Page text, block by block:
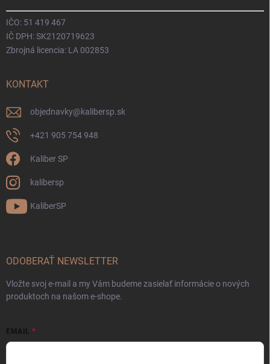
IČO: 51 419 467
IČ DPH: SK2120719623
Zbrojná licencia: LA 002853
KONTAKT
objednavky@kalibersp.sk
+421 905 754 948
Kaliber SP
kalibersp
KaliberSP
ODOBERAŤ NEWSLETTER
Vložte svoj e-mail a my Vám budeme zasielať informácie o nových
produktoch na našom e-shope.
EMAIL